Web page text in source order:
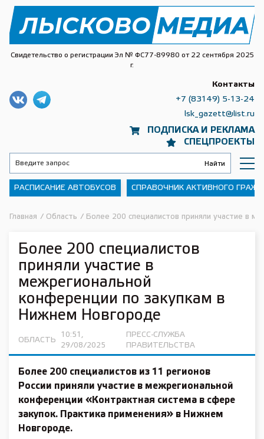
Свидетельство о регистрации Эл № ФС77-89980 от 22 сентября 2025
г.
ПОДПИСКА И РЕКЛАМА
СПЕЦПРОЕКТЫ
Контакты
+7 (83149) 5-13-24
lsk_gazett@list.ru
РАСПИСАНИЕ АВТОБУСОВ СПРАВОЧНИК АКТИВНОГО
Главная / Область / Более 200 специалистов приняли участие в
Более 200 специалистов
приняли участие в
межрегиональной
конференции по закупкам в
Нижнем Новгороде
ОБЛАСТЬ
10:51,
29/08/2025
ПРЕСС-СЛУЖБА
ПРАВИТЕЛЬСТВА
Более 200 специалистов из 11 регионов
России приняли участие в межрегиональной
конференции «Контрактная система в сфере
закупок. Практика применения» в Нижнем
Новгороде.